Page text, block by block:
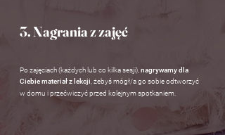
3. Nagrania z zajęć
Po zajęciach (każdych lub co kilka sesji), nagrywamy dla
Ciebie materiał z lekcji , żebyś mógł/a go sobie odtworzyć
w domu i przećwiczyć przed kolejnym spotkaniem.